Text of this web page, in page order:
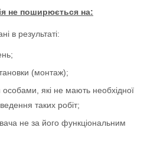
не поширюється на:
в результаті:
(монтаж);
які не мають необхідної
таких робіт;
не за його функціональним